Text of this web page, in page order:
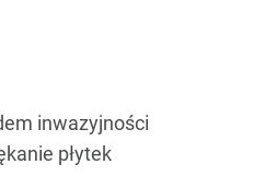
inwazyjności
płytek